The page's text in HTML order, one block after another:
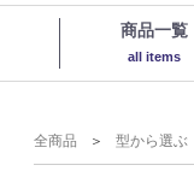
商品一覧
all items
全商品 型から選ぶ